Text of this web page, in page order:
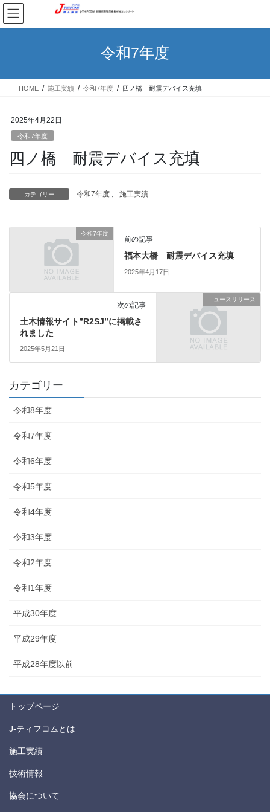
コ
ン
テ
ス
ナ
ビ
ゲ
ン
令和7年度
HOME 施工実績 令和7年度 四ノ橋 耐震デバイス充填
2025年4月22日
令和7年度
四ノ橋 耐震デバイス充填
カテゴリー 令和7年度 、 施工実績
令和7年度
前の記事
福本大橋 耐震デバイス充填
2025年4月17日
ニュースリリース
次の記事
土木情報サイト”R2SJ”に掲載さ
れました
2025年5月21日
カテゴリー
令和8年度
令和7年度
令和6年度
令和5年度
令和4年度
令和3年度
令和2年度
令和1年度
平成30年度
平成29年度
平成28年度以前
トップページ
J-ティフコムとは
施工実績
技術情報
協会について